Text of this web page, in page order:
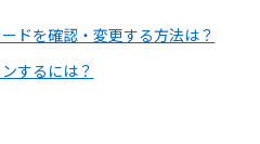
ドを確認・変更する方法は？
するには？